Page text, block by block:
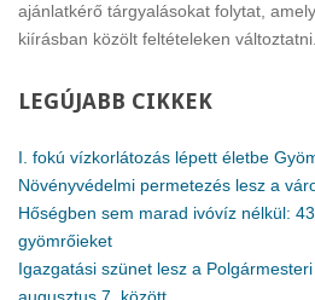
ajánlatkérő tárgyalásokat folytat,
kiírásban közölt feltételeken változtatni.
LEGÚJABB CIKKEK
I. fokú vízkorlátozás lépett életbe
Növényvédelmi permetezés lesz a
Hőségben sem marad ivóvíz nélkül:
gyömrőieket
Igazgatási szünet lesz a